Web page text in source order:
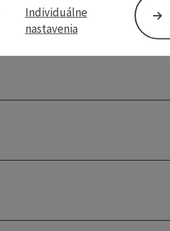
Individuálne
nastavenia